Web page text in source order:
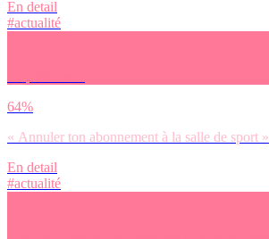
En detail
#actualité
64%
« Annuler ton abonnement à la salle de sport »
En detail
#actualité